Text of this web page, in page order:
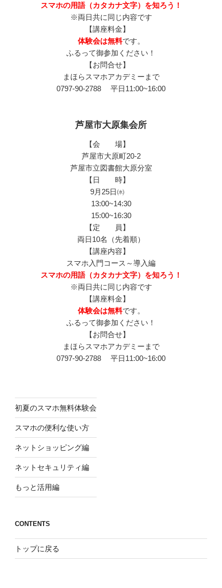
スマホの用語（カタカナ文字）を知ろう！
※両日共に同じ内容です
【講座料金】
体験会は無料です。
ふるって御参加ください！
【お問合せ】
まほらスマホアカデミーまで
0797-90-2788 平日11:00~16:00
芦屋市大原集会所
【会 場】
芦屋市大原町20-2
芦屋市立図書館大原分室
【日 時】
9月25日㈬
13:00~14:30
15:00~16:30
【定 員】
両日10名（先着順）
【講座内容】
スマホ入門コース～導入編
スマホの用語（カタカナ文字）を知ろう！
※両日共に同じ内容です
【講座料金】
体験会は無料です。
ふるって御参加ください！
【お問合せ】
まほらスマホアカデミーまで
0797-90-2788 平日11:00~16:00
初夏のスマホ無料体験会
スマホの便利な使い方
ネットショッピング編
ネットセキュリティ編
もっと活用編
CONTENTS
トップに戻る